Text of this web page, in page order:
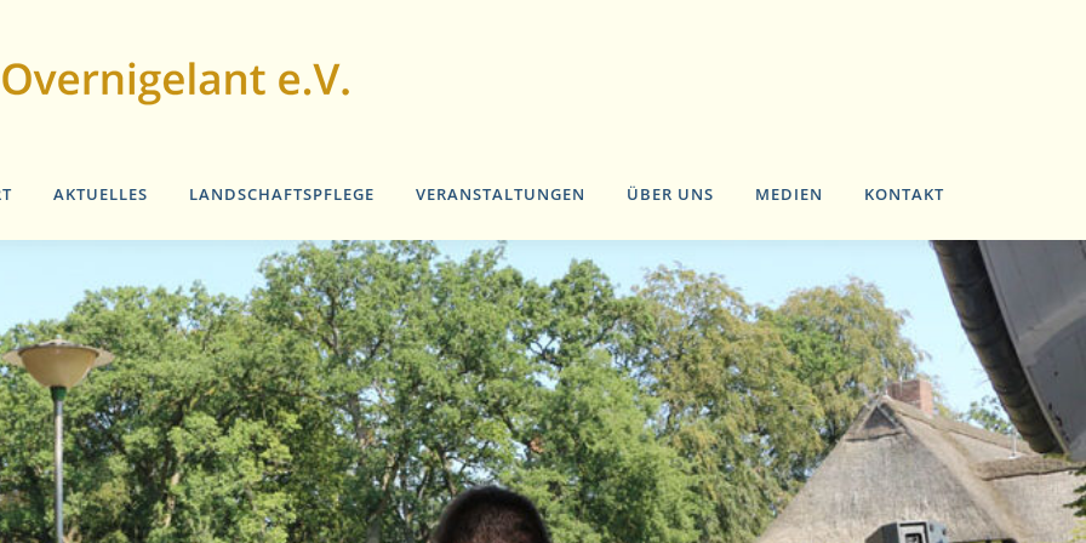
AKTUELLES LANDSCHAFTSPFLEGE VERANSTALTUNGEN ÜBER UNS MEDIEN KONTAKT